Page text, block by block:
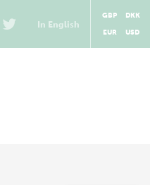
In English
GBP
DKK
EUR
USD